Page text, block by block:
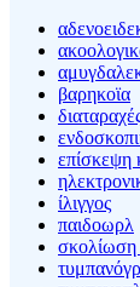
βαρηκοϊα
επίσκεψη
ίλιγγος
παιδοωρλ
σκολίωση